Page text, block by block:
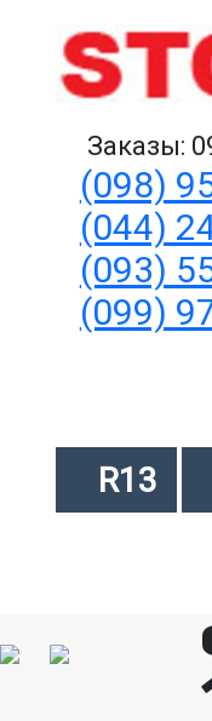
Заказы:
(098)
(044)
(093)
(099)
R13